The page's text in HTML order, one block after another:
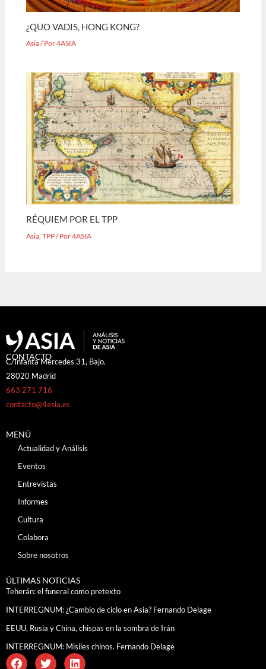
¿QUO VADIS, HONG KONG?
Asia/ Por4ASIA
RÉQUIEM POR EL TPP
Asia,TPP/ Por4ASIA
CONTACTO
C/Infanta Mercedes 31, Bajo.
28020 Madrid
663 271 716
contacto@4asia.es
MENÚ
Actualidad y Análisis
Eventos
Entrevistas
Informes
Cultura
Colabora
Sobre nosotros
ÚLTIMAS NOTICIAS
Teherán: el funeral como pretexto
INTERREGNUM: ¿Cambio de ciclo en Asia? Fernando Delage
EEUU, Rusia y China, chispas en la sombra de Irán
INTERREGNUM: Misiles chinos. Fernando Delage